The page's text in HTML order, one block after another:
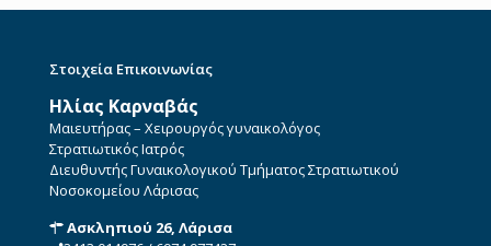
Στοιχεία Επικοινωνίας
Ηλίας Καρναβάς
Μαιευτήρας – Χειρουργός γυναικολόγος
Στρατιωτικός Ιατρός
Διευθυντής Γυναικολογικού Τμήματος Στρατιωτικού
Νοσοκομείου Λάρισας
Ασκληπιού 26, Λάρισα